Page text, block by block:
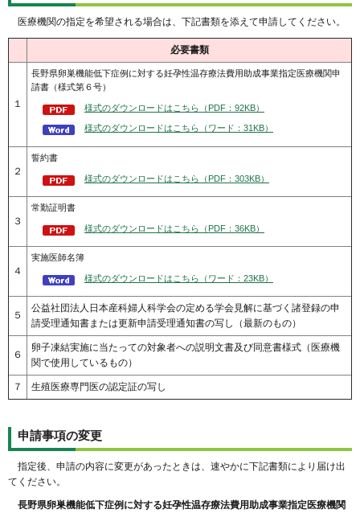
医療機関の指定を希望される場合は、下記書類を添えて申請してください。
必要書類
１
長野県卵巣機能低下症例に対する妊孕性温存療法費用助成事業指定医療機関申
請書（様式第６号）
様式のダウンロードはこちら（PDF：92KB）
様式のダウンロードはこちら（ワード：31KB）
２
誓約書
様式のダウンロードはこちら（PDF：303KB）
３
常勤証明書
様式のダウンロードはこちら（PDF：36KB）
４
実施医師名簿
様式のダウンロードはこちら（ワード：23KB）
５
公益社団法人日本産科婦人科学会の定める学会見解に基づく諸登録の申
請受理通知書または更新申請受理通知書の写し（最新のもの）
６
卵子凍結実施に当たっての対象者への説明文書及び同意書様式（医療機
関で使用しているもの）
７ 生殖医療専門医の認定証の写し
申請事項の変更
指定後、申請の内容に変更があったときは、速やかに下記書類により届け出
てください。
長野県卵巣機能低下症例に対する妊孕性温存療法費用助成事業指定医療機関